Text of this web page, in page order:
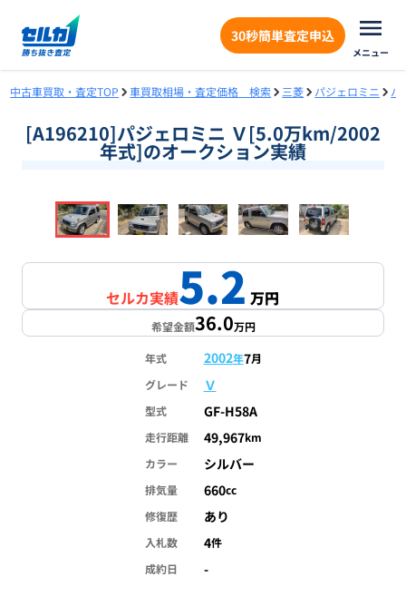
30秒簡単査定申込
メニュー
中古車買取・査定TOP 車買取相場・査定価格 検索 三菱 パジェロミニ パ
[A196210]パジェロミニ Ｖ[5.0万km/2002
年式]のオークション実績
1/18
セルカ実績5.2万円
希望金額36.0万円
年式 2002年7月
グレード
Ｖ
型式 GF-H58A
走行距離 49,967km
カラー
シルバー
排気量 660cc
修復歴
あり
入札数 4件
成約日
-